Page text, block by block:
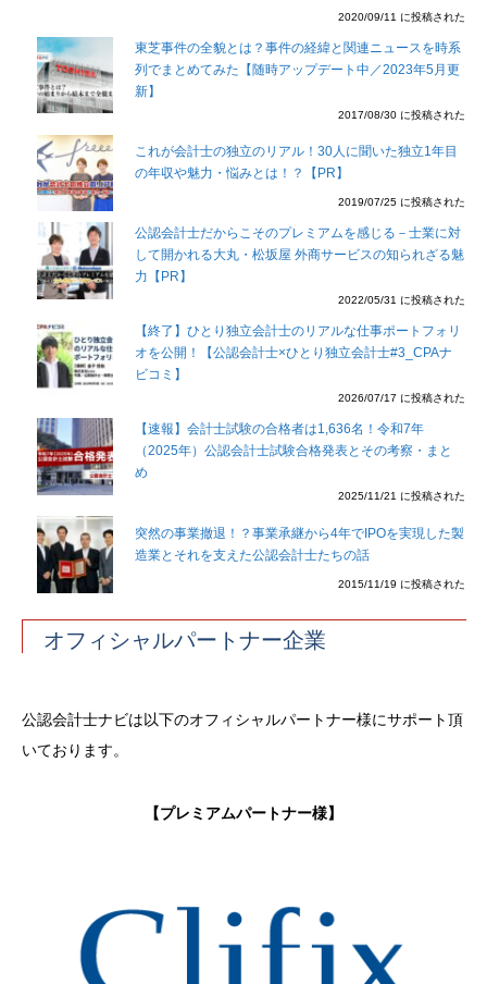
2020/09/11 に投稿された
東芝事件の全貌とは？事件の経緯と関連ニュースを時系
列でまとめてみた【随時アップデート中／2023年5月更
新】
2017/08/30 に投稿された
これが会計士の独立のリアル！30人に聞いた独立1年目
の年収や魅力・悩みとは！？【PR】
2019/07/25 に投稿された
公認会計士だからこそのプレミアムを感じる－士業に対
して開かれる大丸・松坂屋 外商サービスの知られざる魅
力【PR】
2022/05/31 に投稿された
【終了】ひとり独立会計士のリアルな仕事ポートフォリ
オを公開！【公認会計士×ひとり独立会計士#3_CPAナ
ビコミ】
2026/07/17 に投稿された
【速報】会計士試験の合格者は1,636名！令和7年
（2025年）公認会計士試験合格発表とその考察・まと
め
2025/11/21 に投稿された
突然の事業撤退！？事業承継から4年でIPOを実現した製
造業とそれを支えた公認会計士たちの話
2015/11/19 に投稿された
オフィシャルパートナー企業
公認会計士ナビは以下のオフィシャルパートナー様にサポート頂
いております。
【プレミアムパートナー様】